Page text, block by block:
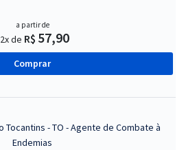
a partir de
de R$ 57,90
Comprar
- TO - Agente de Combate à
Endemias